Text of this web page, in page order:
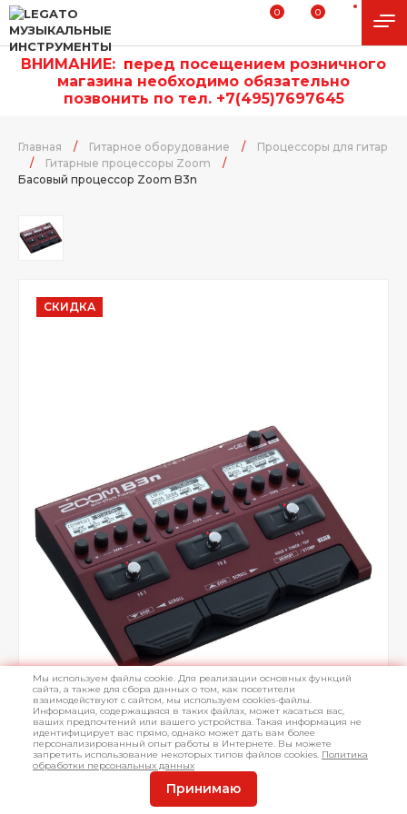
0 0
ВНИМАНИЕ: перед посещением розничного
магазина необходимо обязательно
позвонить по тел. +7(495)7697645
Главная / Гитарное оборудование /
Процессоры для гитар
/
Гитарные процессоры Zoom
/
Басовый процессор Zoom B3n
СКИДКА
Мы используем файлы cookie. Для реализации основных функций
сайта, а также для сбора данных о том, как посетители
взаимодействуют с сайтом, мы используем cookies-файлы.
Информация, содержащаяся в таких файлах, может касаться вас,
ваших предпочтений или вашего устройства. Такая информация не
идентифицирует вас прямо, однако может дать вам более
персонализированный опыт работы в Интернете. Вы можете
запретить использование некоторых типов файлов cookies. Политика
обработки персональных данных
Принимаю